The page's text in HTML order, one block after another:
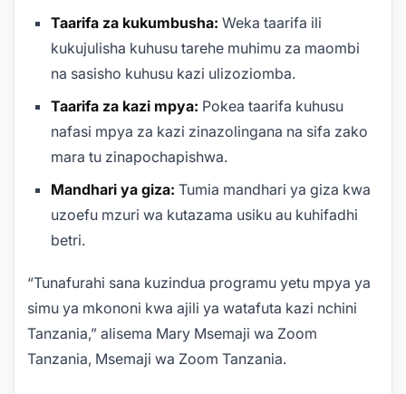
Taarifa za kukumbusha: Weka taarifa ili
kukujulisha kuhusu tarehe muhimu za maombi
na sasisho kuhusu kazi ulizoziomba.
Taarifa za kazi mpya: Pokea taarifa kuhusu
nafasi mpya za kazi zinazolingana na sifa zako
mara tu zinapochapishwa.
Mandhari ya giza: Tumia mandhari ya giza kwa
uzoefu mzuri wa kutazama usiku au kuhifadhi
betri.
“Tunafurahi sana kuzindua programu yetu mpya ya
simu ya mkononi kwa ajili ya watafuta kazi nchini
Tanzania,” alisema Mary Msemaji wa Zoom
Tanzania, Msemaji wa Zoom Tanzania.